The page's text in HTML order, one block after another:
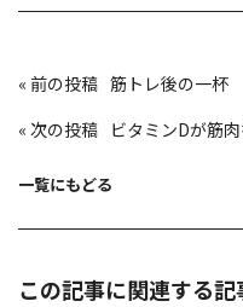
投
稿
ゲ
ョ
«
筋トレ後の一杯
«
ビタミンDが筋
一覧にもどる
この記事に関連する記